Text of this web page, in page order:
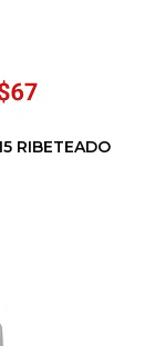
RIBETEADO